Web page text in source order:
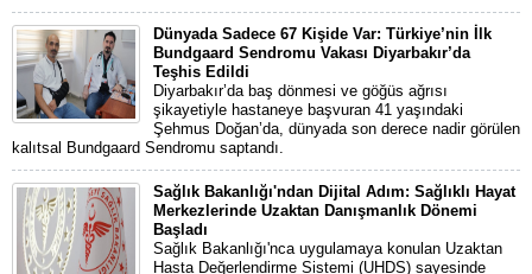
Dünyada Sadece 67 Kişide Var: Türkiye’nin İlk
Bundgaard Sendromu Vakası Diyarbakır’da
Teşhis Edildi
Diyarbakır’da baş dönmesi ve göğüs ağrısı
şikayetiyle hastaneye başvuran 41 yaşındaki
Şehmus Doğan’da, dünyada son derece nadir görülen
kalıtsal Bundgaard Sendromu saptandı.
Sağlık Bakanlığı'ndan Dijital Adım: Sağlıklı Hayat
Merkezlerinde Uzaktan Danışmanlık Dönemi
Başladı
Sağlık Bakanlığı'nca uygulamaya konulan Uzaktan
Hasta Değerlendirme Sistemi (UHDS) sayesinde